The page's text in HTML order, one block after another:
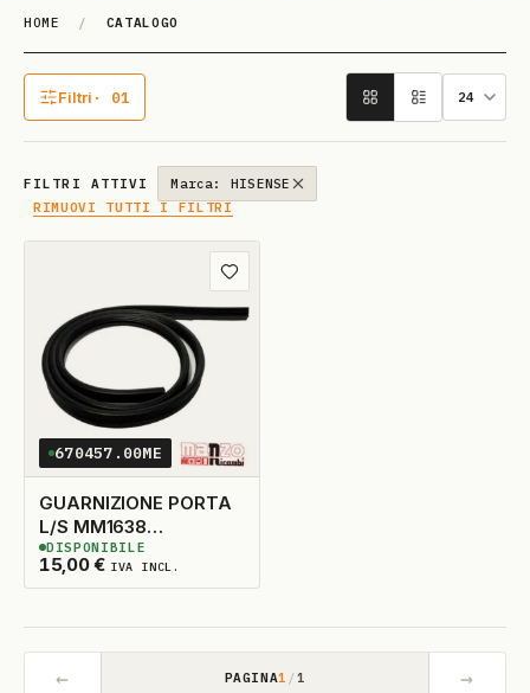
HOME / CATALOGO
Catalogo
Filtri · 01
1 filtro attivo
FILTRI ATTIVI
Marca: HISENSE
RIMUOVI TUTTI I FILTRI
Aggiungi ai preferiti
670457.00ME
GUARNIZIONE PORTA
L/S MM1638
ORIGINALE
15,00€ IVA INCL.
2DISPONIBILI
DISPONIBILE
← PAGINA1 /1 →